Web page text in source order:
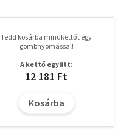
Tedd kosárba mindkettőt egy
gombnyomással!
A kettő együtt:
12 181 Ft
Kosárba